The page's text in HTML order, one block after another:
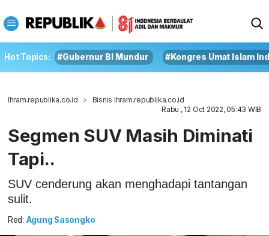
Hot Topics: #Gubernur BI Mundur #Kongres Umat Islam
Ihram.republika.co.id
Bisnis Ihram.republika.co.id
Rabu , 12 Oct 2022, 05:43 WIB
Segmen SUV Masih Diminati
Tapi..
SUV cenderung akan menghadapi tantangan
sulit.
Red: Agung Sasongko